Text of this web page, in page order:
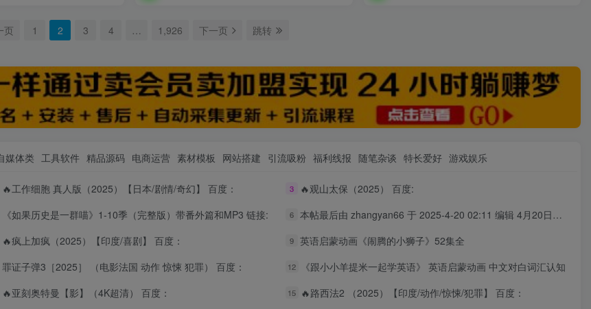
页 1 2 3 4 … 1,926 下一页 跳转
媒体类 工具软件 精品源码 电商运营 素材模板 网站搭建 引流吸粉 福利线报 随笔杂谈 特长爱好 游戏娱乐
🔥工作细胞 真人版（2025）【日本/剧情/奇幻】 百度： 3 🔥观山太保（2025） 百度:
《如果历史是一群喵》1-10季（完整版）带番外篇和MP3 链接: 6 本帖最后由 zhangyan66 于 2025-4-20 02:11 编辑 4月20日广播剧+有S剧单期合集 百度：
🔥疯上加疯（2025）【印度/喜剧】 百度： 9 英语启蒙动画《闹腾的小狮子》52集全
罪证子弹3［2025］ （电影法国 动作 惊悚 犯罪） 百度： 12 《跟小小羊提米一起学英语》 英语启蒙动画 中文对白词汇认知
🔥亚刻奥特曼【影】（4K超清） 百度： 15 🔥路西法2 （2025）【印度/动作/惊悚/犯罪】 百度：